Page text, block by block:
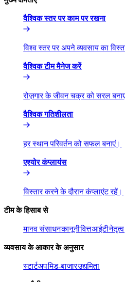
वैश्विक स्तर पर काम पर रखना​​
विश्व स्तर पर अपने व्यवसाय का
वैश्विक टीम मैनेज करें​​
रोज़गार के जीवन चक्र को सरल
वैश्विक गतिशीलता​​
हर स्थान परिवर्तन को सफल बनाएं।​​
एश्योर कंप्लायंस​​
विस्तार करने के दौरान कंप्लाएंट रहें।​​
टीम के हिसाब से​​
मानव संसाधन​​कानूनी​​वित्त​​आईटी​​नेतृत्व​​
व्यवसाय के आकार के अनुसार​​
स्टार्टअप​​मिड-बाजार​​उद्यमिता​​